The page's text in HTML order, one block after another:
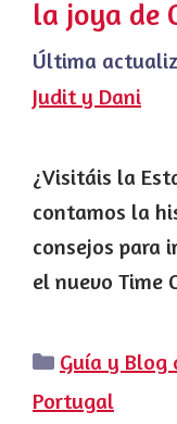
la joya de
Última
Judit y Dani
¿Visitáis la
contamos la
consejos para
el nuevo Time
Categorías
Guía y Blog
Portugal